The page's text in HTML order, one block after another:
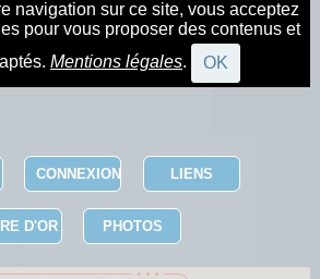
navigation sur ce site, vous acceptez
pour vous proposer des contenus et
Mentions légales. OK
CONNEXION LIENS
D'OR PHOTOS